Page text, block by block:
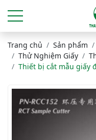
Trang chủ Sản phẩm
Thử Nghiệm Giấy
Thiết bị cắt mẫu giấy